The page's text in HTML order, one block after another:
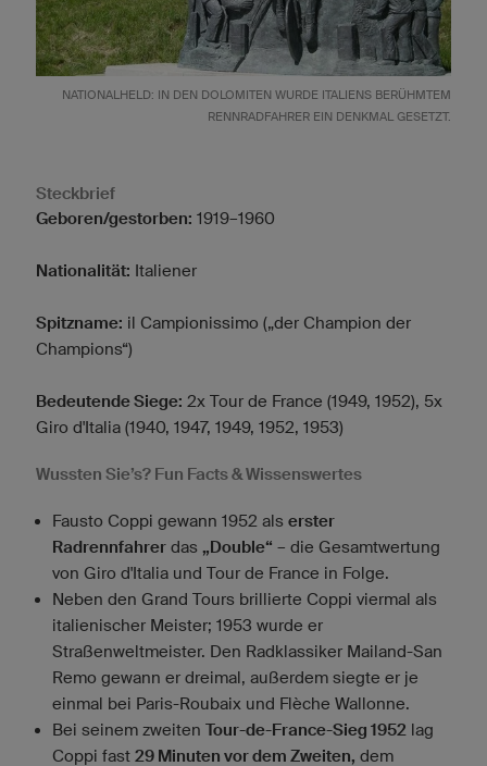
NATIONALHELD: IN DEN DOLOMITEN WURDE ITALIENS BERÜHMTEM
RENNRADFAHRER EIN DENKMAL GESETZT.
Steckbrief
Geboren/gestorben: 1919–1960
Nationalität: Italiener
Spitzname: il Campionissimo („der Champion der
Champions“)
Bedeutende Siege: 2x Tour de France (1949, 1952), 5x
Giro d'Italia (1940, 1947, 1949, 1952, 1953)
Wussten Sie’s? Fun Facts & Wissenswertes
Fausto Coppi gewann 1952 als erster
Radrennfahrer das „Double“ – die Gesamtwertung
von Giro d'Italia und Tour de France in Folge.
Neben den Grand Tours brillierte Coppi viermal als
italienischer Meister; 1953 wurde er
Straßenweltmeister. Den Radklassiker Mailand-San
Remo gewann er dreimal, außerdem siegte er je
einmal bei Paris-Roubaix und Flèche Wallonne.
Bei seinem zweiten Tour-de-France-Sieg 1952 lag
Coppi fast 29 Minuten vor dem Zweiten, dem